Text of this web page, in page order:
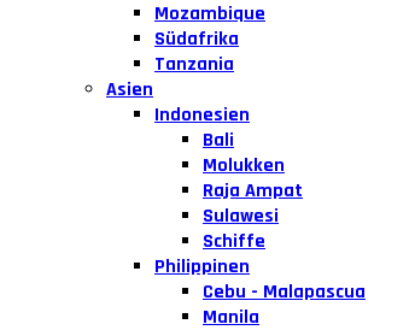
Mozambique
Südafrika
Tanzania
Asien
Indonesien
Bali
Molukken
Raja Ampat
Sulawesi
Schiffe
Philippinen
Cebu - Malapascua
Manila